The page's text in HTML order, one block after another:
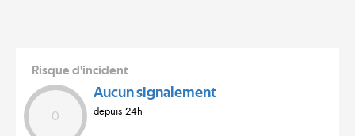
Risque d'incident
0
Aucun signalement
depuis 24h